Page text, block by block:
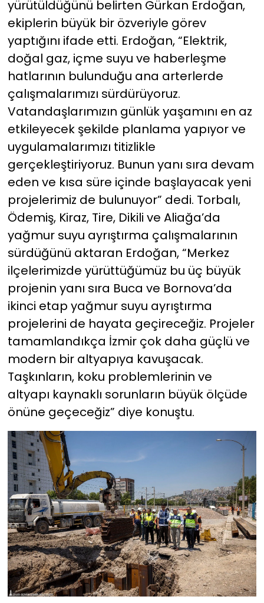
yürütüldüğünü belirten Gürkan Erdoğan,
ekiplerin büyük bir özveriyle görev
yaptığını ifade etti. Erdoğan, “Elektrik,
doğal gaz, içme suyu ve haberleşme
hatlarının bulunduğu ana arterlerde
çalışmalarımızı sürdürüyoruz.
Vatandaşlarımızın günlük yaşamını en az
etkileyecek şekilde planlama yapıyor ve
uygulamalarımızı titizlikle
gerçekleştiriyoruz. Bunun yanı sıra devam
eden ve kısa süre içinde başlayacak yeni
projelerimiz de bulunuyor” dedi. Torbalı,
Ödemiş, Kiraz, Tire, Dikili ve Aliağa’da
yağmur suyu ayrıştırma çalışmalarının
sürdüğünü aktaran Erdoğan, “Merkez
ilçelerimizde yürüttüğümüz bu üç büyük
projenin yanı sıra Buca ve Bornova’da
ikinci etap yağmur suyu ayrıştırma
projelerini de hayata geçireceğiz. Projeler
tamamlandıkça İzmir çok daha güçlü ve
modern bir altyapıya kavuşacak.
Taşkınların, koku problemlerinin ve
altyapı kaynaklı sorunların büyük ölçüde
önüne geçeceğiz” diye konuştu.